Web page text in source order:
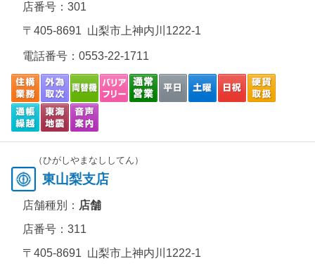
店番号：301
〒405-8691 山梨市上神内川1222-1
電話番号： 0553-22-1711
（ひがしやまなししてん）
東山梨支店
店舗種別： 店舗
店番号：311
〒405-8691 山梨市上神内川1222-1